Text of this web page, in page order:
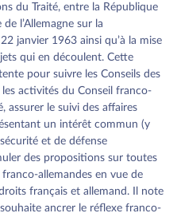
du Traité, entre la République
l’Allemagne sur la
janvier 1963 ainsi qu’à la mise
qui en découlent. Cette
pour suivre les Conseils des
activités du Conseil franco-
assurer le suivi des affaires
un intérêt commun (y
et de défense
des propositions sur toutes
allemandes en vue de
français et allemand. Il note
ancrer le réflexe franco-